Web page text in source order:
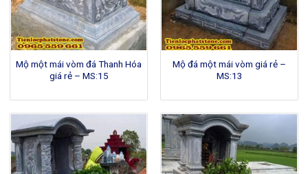
Mộ một mái vòm đá Thanh Hóa
giá rẻ – MS:15
Mộ đá một mái vòm giá rẻ –
MS:13